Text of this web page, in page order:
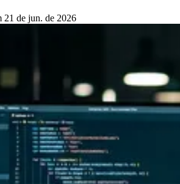
21 de jun. de 2026